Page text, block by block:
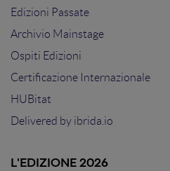
Edizioni Passate
Archivio Mainstage
Ospiti Edizioni
Certificazione Internazionale
HUBitat
Delivered by ibrida.io
L'EDIZIONE 2026